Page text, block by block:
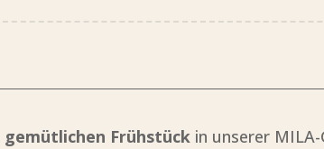
gemütlichen Frühstück in unserer